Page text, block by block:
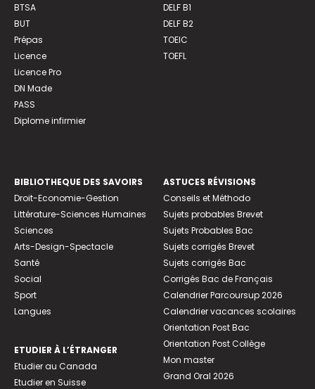
BTSA
BUT
Prépas
Licence
Licence Pro
DN Made
PASS
Diplome infirmier
DELF B1
DELF B2
TOEIC
TOEFL
BIBLIOTHEQUE DES SAVOIRS
Droit-Economie-Gestion
Littérature-Sciences Humaines
Sciences
Arts-Design-Spectacle
Santé
Social
Sport
Langues
ETUDIER À L’ÉTRANGER
Etudier au Canada
Etudier en Suisse
ASTUCES RÉVISIONS
Conseils et Méthodo
Sujets probables Brevet
Sujets Probables Bac
Sujets corrigés Brevet
Sujets corrigés Bac
Corrigés Bac de Français
Calendrier Parcoursup 2026
Calendrier vacances scolaires
Orientation Post Bac
Orientation Post Collège
Mon master
Grand Oral 2026